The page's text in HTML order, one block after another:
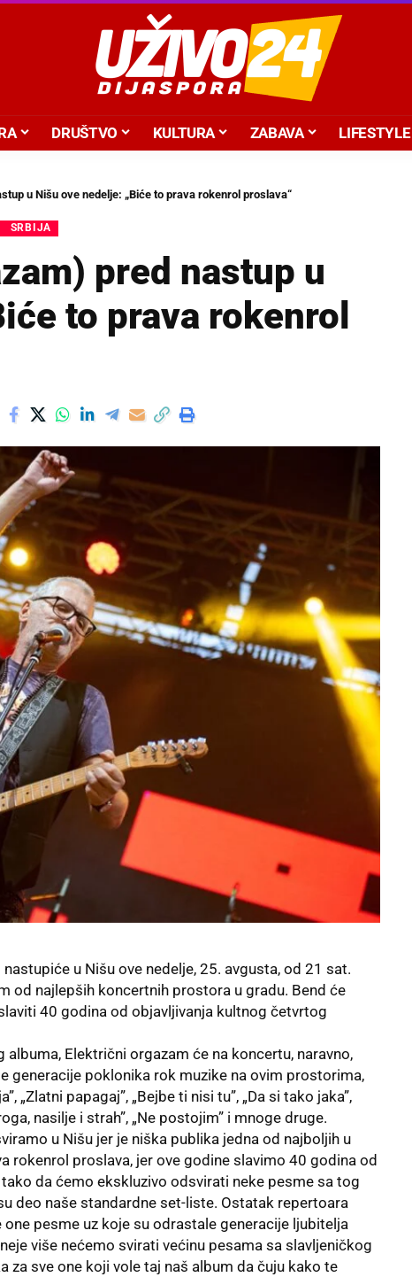
DRUŠTVO KULTURA ZABAVA LIFESTYLE
u Nišu ove nedelje: „Biće to prava rokenrol proslava“
SRBIJA
pred nastup u
to prava rokenrol
u Nišu ove nedelje, 25. avgusta, od 21 sat.
od najlepših koncertnih prostora u gradu. Bend će
40 godina od objavljivanja kultnog četvrtog
Električni orgazam će na koncertu, naravno,
generacije poklonika rok muzike na ovim prostorima,
„Zlatni papagaj”, „Bejbe ti nisi tu”, „Da si tako jaka”,
nasilje i strah”, „Ne postojim” i mnoge druge.
u Nišu jer je niška publika jedna od najboljih u
rokenrol proslava, jer ove godine slavimo 40 godina od
tako da ćemo ekskluzivo odsvirati neke pesme sa tog
deo naše standardne set-liste. Ostatak repertoara
one pesme uz koje su odrastale generacije ljubitelja
više nećemo svirati većinu pesama sa slavljeničkog
za sve one koji vole taj naš album da čuju kako te